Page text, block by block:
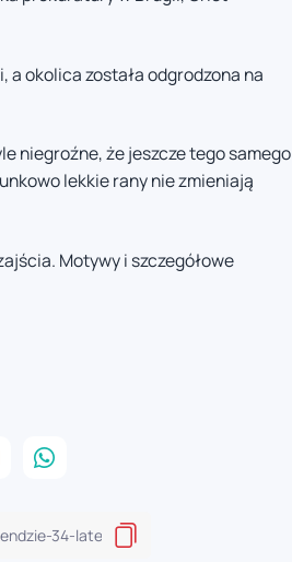
okolica została odgrodzona na
niegroźne, że jeszcze tego samego
lekkie rany nie zmieniają
Motywy i szczegółowe